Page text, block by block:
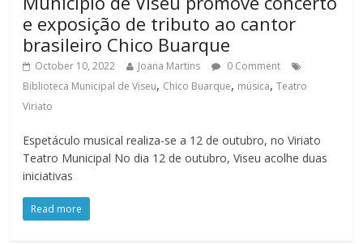
e exposição de tributo ao cantor
brasileiro Chico Buarque
October 10, 2022 Joana Martins
0 Comment
Biblioteca Municipal de Viseu, Chico Buarque, música,Teatro
Viriato
Espetáculo musical realiza-se a 12 de outubro, no Viriato
Teatro Municipal No dia 12 de outubro, Viseu acolhe duas
iniciativas
Read more